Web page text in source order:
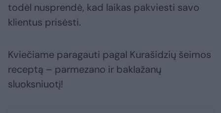
todėl nusprendė, kad laikas pakviesti savo
klientus prisėsti.
Kviečiame paragauti pagal Kurašidzių šeimos
receptą – parmezano ir baklažanų
sluoksniuotį!